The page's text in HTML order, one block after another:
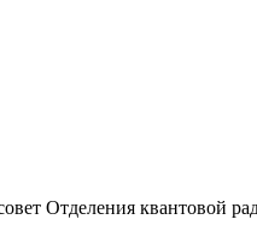
Отделения квантовой